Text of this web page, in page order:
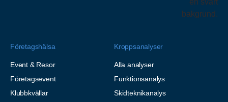
Företagshälsa
Event & Resor
Företagsevent
Klubbkvällar
Kroppsanalyser
Alla analyser
Funktionsanalys
Skidteknikanalys